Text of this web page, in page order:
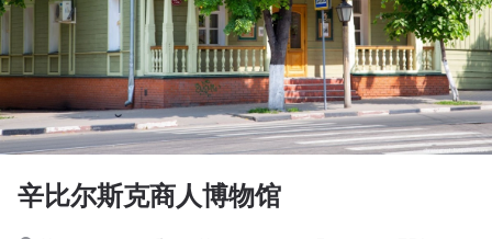
辛比尔斯克商人博物馆